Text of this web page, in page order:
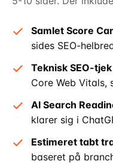
Samlet Score
sides SEO-
Teknisk SEO-tjek
Core Web Vitals,
AI Search
klarer sig i
Estimeret tabt
baseret på